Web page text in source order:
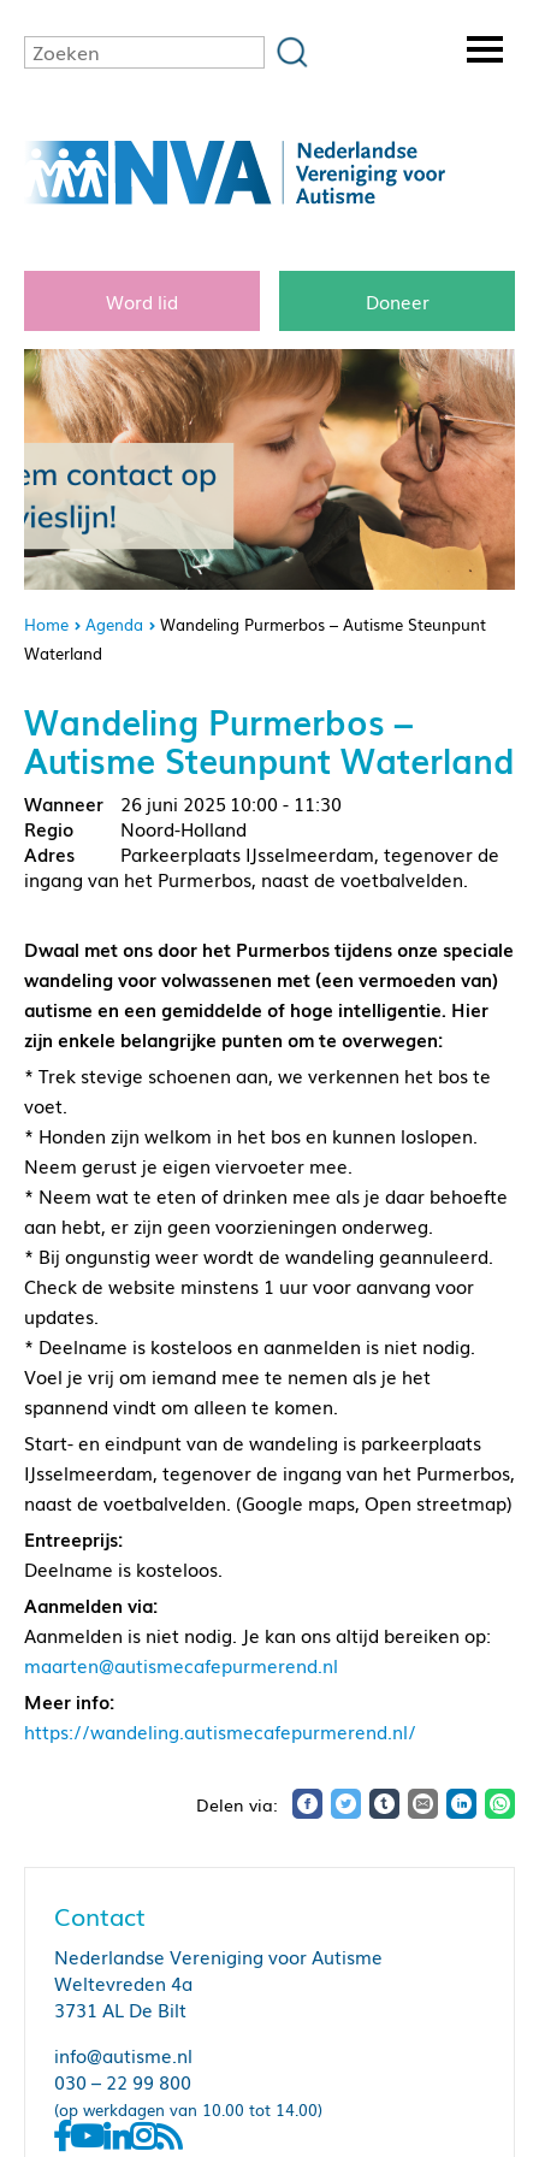
Word lid Doneer
Home Agenda
Wandeling Purmerbos – Autisme Steunpunt
Waterland
Wandeling Purmerbos –
Autisme Steunpunt Waterland
26 juni 2025 10:00 - 11:30
Noord-Holland
Parkeerplaats IJsselmeerdam, tegenover de
ingang van het Purmerbos, naast de voetbalvelden.
Dwaal met ons door het Purmerbos tijdens onze speciale
wandeling voor volwassenen met (een vermoeden van)
autisme en een gemiddelde of hoge intelligentie. Hier
zijn enkele belangrijke punten om te overwegen:
* Trek stevige schoenen aan, we verkennen het bos te
voet.
* Honden zijn welkom in het bos en kunnen loslopen.
Neem gerust je eigen viervoeter mee.
* Neem wat te eten of drinken mee als je daar behoefte
aan hebt, er zijn geen voorzieningen onderweg.
* Bij ongunstig weer wordt de wandeling geannuleerd.
Check de website minstens 1 uur voor aanvang voor
updates.
* Deelname is kosteloos en aanmelden is niet nodig.
Voel je vrij om iemand mee te nemen als je het
spannend vindt om alleen te komen.
Start- en eindpunt van de wandeling is parkeerplaats
IJsselmeerdam, tegenover de ingang van het Purmerbos,
naast de voetbalvelden. (Google maps, Open streetmap)
Entreeprijs:
Deelname is kosteloos.
Aanmelden via:
Aanmelden is niet nodig. Je kan ons altijd bereiken op:
maarten@autismecafepurmerend.nl
Meer info:
https://wandeling.autismecafepurmerend.nl/
Contact
Nederlandse Vereniging voor Autisme
Weltevreden 4a
3731 AL De Bilt
info@autisme.nl
030 – 22 99 800
(op werkdagen van 10.00 tot 14.00)